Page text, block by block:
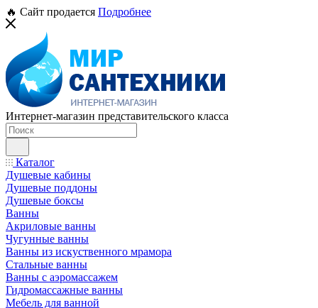
🔥 Сайт продается Подробнее
Интернет-магазин представительского класса
Каталог
Душевые кабины
Душевые поддоны
Душевые боксы
Ванны
Акриловые ванны
Чугунные ванны
Ванны из искуственного мрамора
Стальные ванны
Ванны с аэромассажем
Гидромассажные ванны
Мебель для ванной